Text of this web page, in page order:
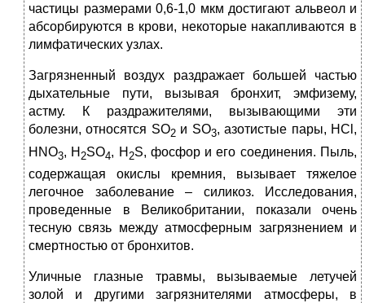
частицы размерами 0,6-1,0 мкм достигают альвеол и
абсорбируются в крови, некоторые накапливаются в
лимфатических узлах.
Загрязненный воздух раздражает большей частью
дыхательные пути, вызывая бронхит, эмфизему,
астму. К раздражителями, вызывающими эти
болезни, относятся SO2и SO3, азотистые пары, HCl,
HNO3, H 2SO4, H 2S, фосфор и его соединения. Пыль,
содержащая окислы кремния, вызывает тяжелое
легочное заболевание – силикоз. Исследования,
проведенные в Великобритании, показали очень
тесную связь между атмосферным загрязнением и
смертностью от бронхитов.
Уличные глазные травмы, вызываемые летучей
золой и другими загрязнителями атмосферы, в